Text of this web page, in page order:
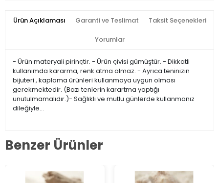
Ürün Açıklaması Garanti ve Teslimat Taksit Seçenekleri
Yorumlar
- Ürün materyali pirinçtir. - Ürün çivisi gümüştür. - Dikkatli
kullanımda kararma, renk atma olmaz. - Ayrıca teninizin
bijuteri , kaplama ürünleri kullanmaya uygun olması
gerekmektedir. (Bazı tenlerin karartma yaptığı
unutulmamalıdır.)- Sağlıklı ve mutlu günlerde kullanmanız
dileğiyle…
Benzer Ürünler